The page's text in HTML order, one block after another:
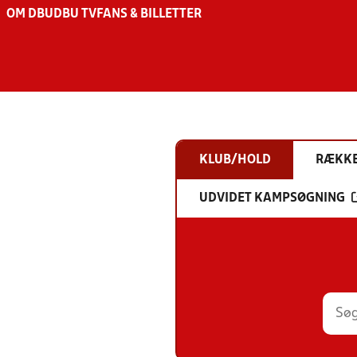
OM DBU DBU TV FANS & BILLETTER
KLUB/HOLD
UDVIDET KAMPSØGNING